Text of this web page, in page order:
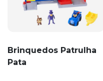
Brinquedos Patrulha
Pata